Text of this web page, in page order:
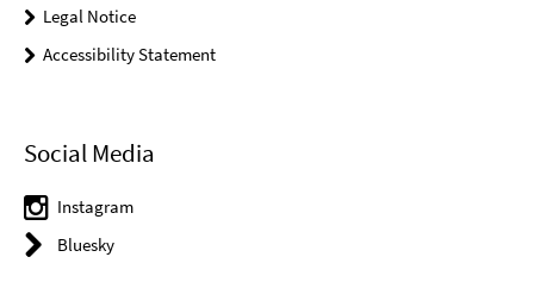
Legal Notice
Accessibility Statement
Social Media
Instagram
Bluesky